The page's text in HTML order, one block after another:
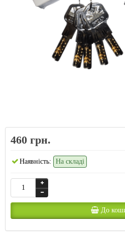
460 грн.
Наявність: На складі
До